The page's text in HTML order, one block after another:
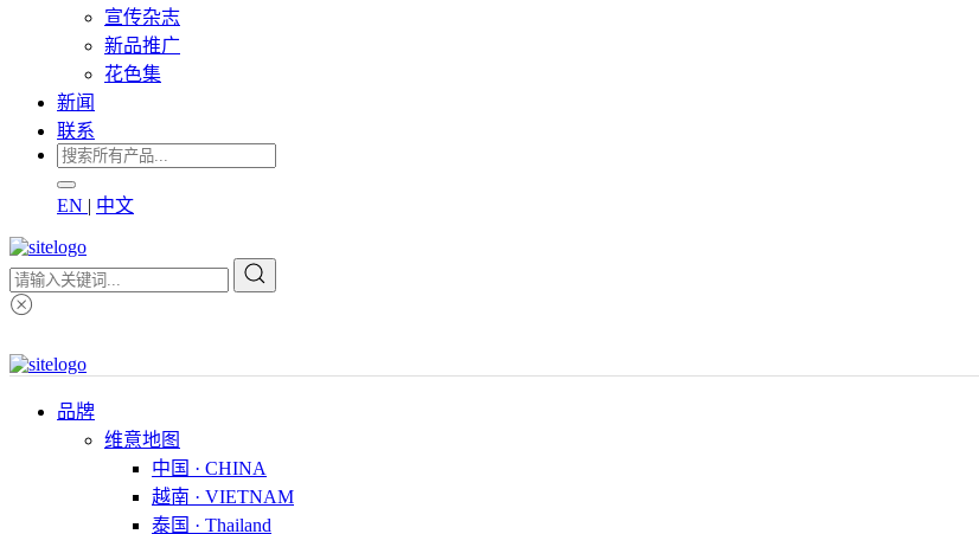
宣传杂志
新品推广
花色集
新闻
联系
EN | 中文
品牌
维意地图
中国 · CHINA
越南 · VIETNAM
泰国 · Thailand